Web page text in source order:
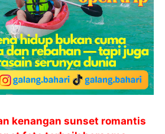
kenangan sunset romantis